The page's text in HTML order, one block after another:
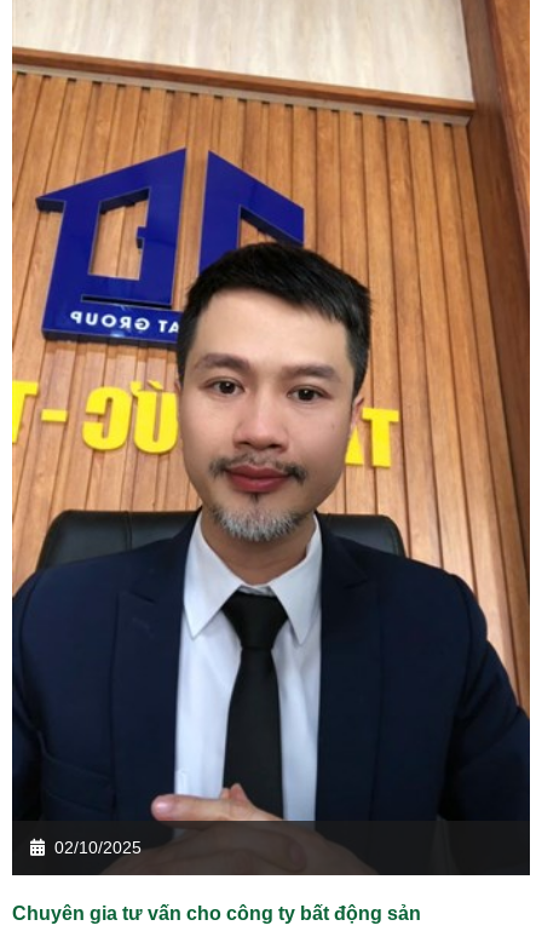
02/10/2025
Chuyên gia tư vấn cho công ty bất động sản